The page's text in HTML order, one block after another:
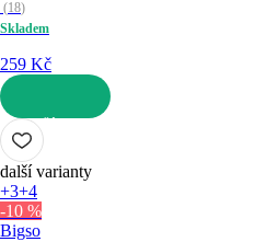
(18)
Skladem
259 Kč
DO KOŠÍKU
další varianty
+3+4
-10 %
Bigso